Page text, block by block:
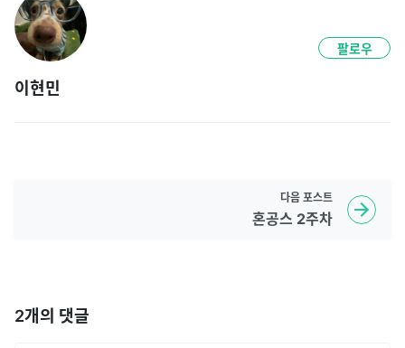
이현민
팔로우
다음 포스트
혼공스 2주차
2개의 댓글